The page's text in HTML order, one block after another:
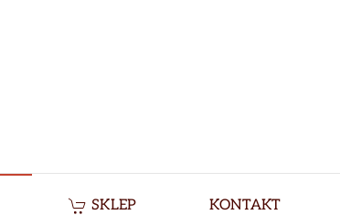
SKLEP KONTAKT